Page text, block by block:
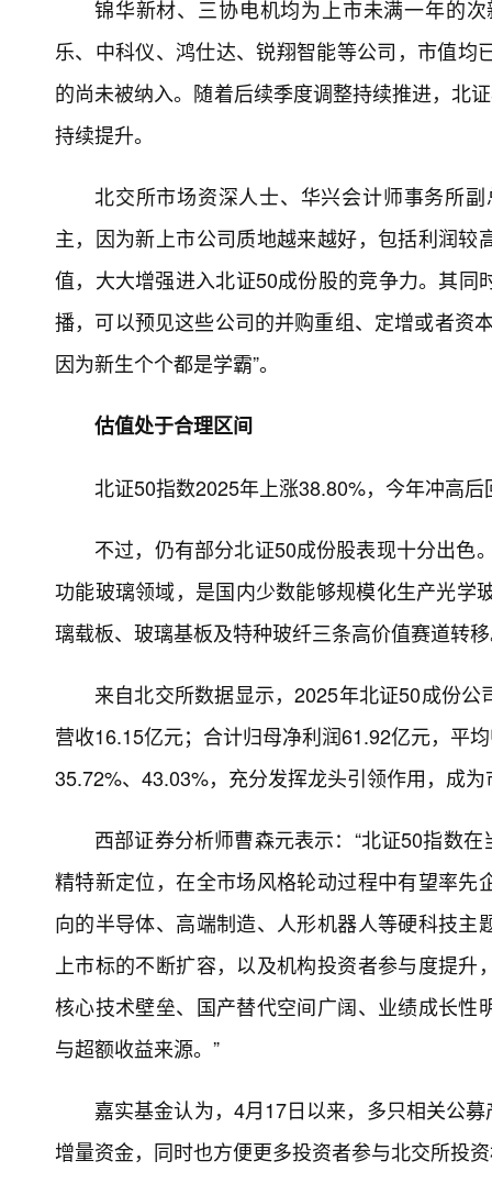
锦华新材、三协电机均为上市未满一年的
乐、中科仪、鸿仕达、锐翔智能等公司，市值
的尚未被纳入。随着后续季度调整持续推进，北
持续提升。
北交所市场资深人士、华兴会计师事务所
主，因为新上市公司质地越来越好，包括利润
值，大大增强进入北证50成份股的竞争力。其
播，可以预见这些公司的并购重组、定增或者资
因为新生个个都是学霸”。
估值处于合理区间
北证50指数2025年上涨38.80%，今年冲高
不过，仍有部分北证50成份股表现十分出色
功能玻璃领域，是国内少数能够规模化生产光学
璃载板、玻璃基板及特种玻纤三条高价值赛道转
来自北交所数据显示，2025年北证50成份
营收16.15亿元；合计归母净利润61.92亿元，平
35.72%、43.03%，充分发挥龙头引领作用，成为
西部证券分析师曹森元表示：“北证50指数
精特新定位，在全市场风格轮动过程中有望率
向的半导体、高端制造、人形机器人等硬科技
上市标的不断扩容，以及机构投资者参与度提
核心技术壁垒、国产替代空间广阔、业绩成长
与超额收益来源。”
嘉实基金认为，4月17日以来，多只相关公
增量资金，同时也方便更多投资者参与北交所投